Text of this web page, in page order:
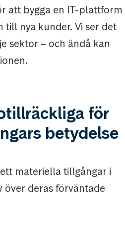
att bygga en IT-plattform
nya kunder. Vi ser det
sektor – och ändå kan
för
betydelse
materiella tillgångar i
över deras förväntade